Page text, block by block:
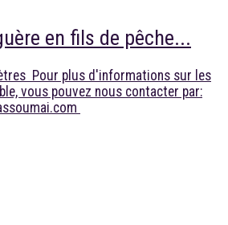
en fils de pêche...
Pour plus d'informations sur les
vous pouvez nous contacter par: